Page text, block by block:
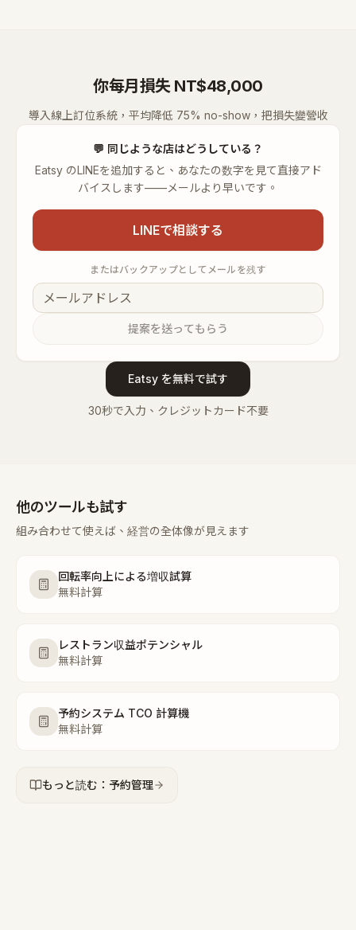
你每月損失 NT$48,000
導入線上訂位系統，平均降低 75% no-show，把損失變營收
💬 同じような店はどうしている？
Eatsy のLINEを追加すると、あなたの数字を見て直接アド
バイスします——メールより早いです。
LINEで相談する
またはバックアップとしてメールを残す
提案を送ってもらう
Eatsy を無料で試す
30秒で入力、クレジットカード不要
他のツールも試す
組み合わせて使えば、経営の全体像が見えます
回転率向上による増収試算
無料計算
レストラン収益ポテンシャル
無料計算
予約システム TCO 計算機
無料計算
もっと読む：予約管理